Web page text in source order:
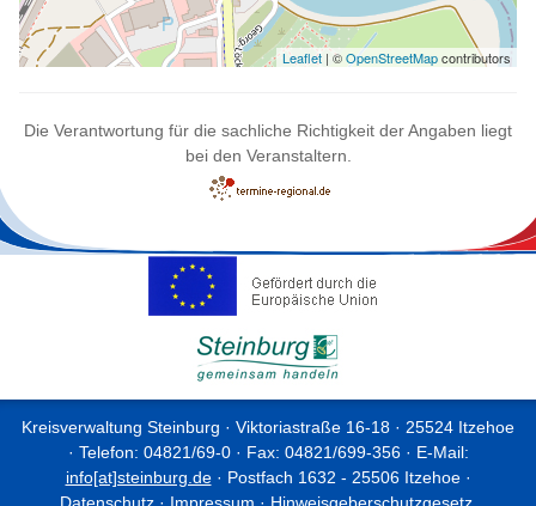
Leaflet | ©OpenStreetMapcontributors
Die Verantwortung für die sachliche Richtigkeit der Angaben liegt
bei den Veranstaltern.
Kreisverwaltung Steinburg · Viktoriastraße 16-18 · 25524 Itzehoe
· Telefon: 04821/69-0 · Fax: 04821/699-356 · E-Mail:
info[at]steinburg.de· Postfach 1632 - 25506 Itzehoe ·